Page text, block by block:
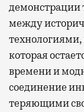
демонстрации
между
технологиями,
которая
времени и
соединение
теряющими